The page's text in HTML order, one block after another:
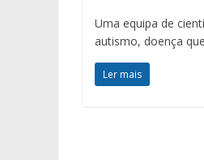
Uma equipa de
autismo, doença
Ler mais